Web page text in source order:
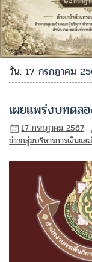
วัน:17 กรกฎาคม
เผยแพร่งบทดล
17 กรกฎาคม 2567
ข่าวกลุ่มบริหารการเงินแล